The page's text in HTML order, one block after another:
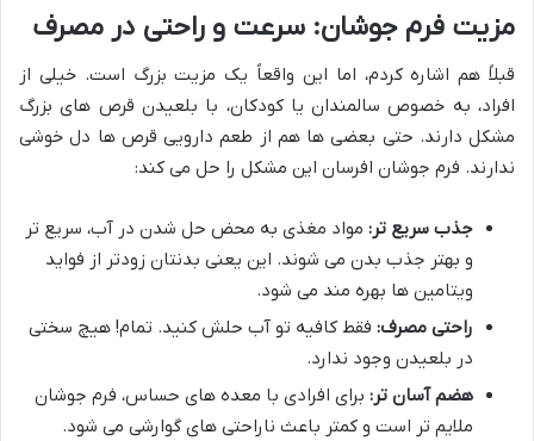
مزیت فرم جوشان: سرعت و راحتی در مصرف
قبلاً هم اشاره کردم، اما این واقعاً یک مزیت بزرگ است. خیلی از
افراد، به خصوص سالمندان یا کودکان، با بلعیدن قرص های بزرگ
مشکل دارند. حتی بعضی ها هم از طعم دارویی قرص ها دل خوشی
ندارند. فرم جوشان افرسان این مشکل را حل می کند:
جذب سریع تر: مواد مغذی به محض حل شدن در آب، سریع تر
و بهتر جذب بدن می شوند. این یعنی بدنتان زودتر از فواید
ویتامین ها بهره مند می شود.
راحتی مصرف: فقط کافیه تو آب حلش کنید. تمام! هیچ سختی
در بلعیدن وجود ندارد.
هضم آسان تر: برای افرادی با معده های حساس، فرم جوشان
ملایم تر است و کمتر باعث ناراحتی های گوارشی می شود.